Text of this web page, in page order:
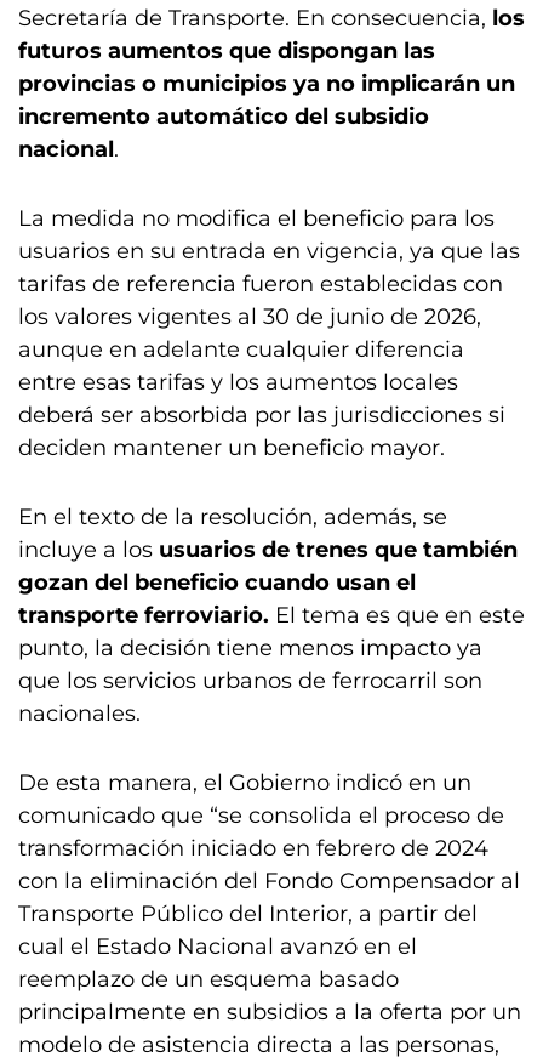
Secretaría de Transporte. En consecuencia, los
futuros aumentos que dispongan las
provincias o municipios ya no implicarán un
incremento automático del subsidio
nacional.
La medida no modifica el beneficio para los
usuarios en su entrada en vigencia, ya que las
tarifas de referencia fueron establecidas con
los valores vigentes al 30 de junio de 2026,
aunque en adelante cualquier diferencia
entre esas tarifas y los aumentos locales
deberá ser absorbida por las jurisdicciones si
deciden mantener un beneficio mayor.
En el texto de la resolución, además, se
incluye a los usuarios de trenes que también
gozan del beneficio cuando usan el
transporte ferroviario. El tema es que en este
punto, la decisión tiene menos impacto ya
que los servicios urbanos de ferrocarril son
nacionales.
De esta manera, el Gobierno indicó en un
comunicado que “se consolida el proceso de
transformación iniciado en febrero de 2024
con la eliminación del Fondo Compensador al
Transporte Público del Interior, a partir del
cual el Estado Nacional avanzó en el
reemplazo de un esquema basado
principalmente en subsidios a la oferta por un
modelo de asistencia directa a las personas,